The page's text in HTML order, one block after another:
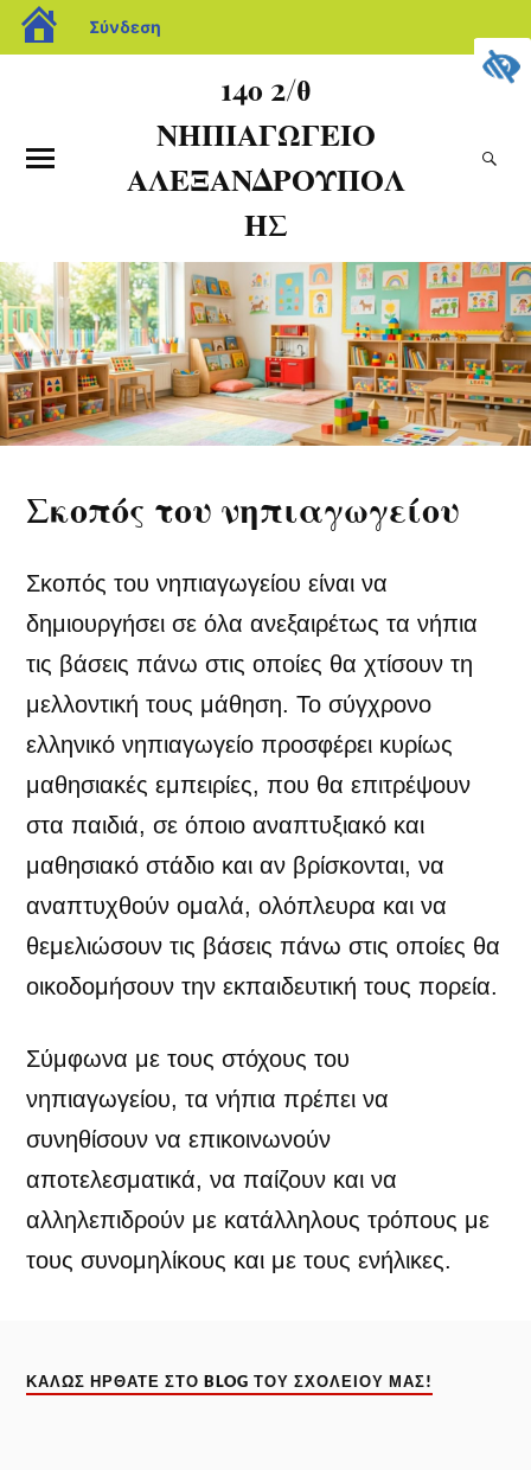
Σύνδεση
14ο 2/θ
ΝΗΠΙΑΓΩΓΕΙΟ
ΑΛΕΞΑΝΔΡΟΥΠΟΛ
ΗΣ
Σκοπός του νηπιαγωγείου
Σκοπός του νηπιαγωγείου είναι να
δημιουργήσει σε όλα ανεξαιρέτως τα νήπια
τις βάσεις πάνω στις οποίες θα χτίσουν τη
μελλοντική τους μάθηση. Το σύγχρονο
ελληνικό νηπιαγωγείο προσφέρει κυρίως
μαθησιακές εμπειρίες, που θα επιτρέψουν
στα παιδιά, σε όποιο αναπτυξιακό και
μαθησιακό στάδιο και αν βρίσκονται, να
αναπτυχθούν ομαλά, ολόπλευρα και να
θεμελιώσουν τις βάσεις πάνω στις οποίες θα
οικοδομήσουν την εκπαιδευτική τους πορεία.
Σύμφωνα με τους στόχους του
νηπιαγωγείου, τα νήπια πρέπει να
συνηθίσουν να επικοινωνούν
αποτελεσματικά, να παίζουν και να
αλληλεπιδρούν με κατάλληλους τρόπους με
τους συνομηλίκους και με τους ενήλικες.
ΚΑΛΏΣ ΉΡΘΑΤΕ ΣΤΟ BLOG ΤΟΥ ΣΧΟΛΕΊΟΥ ΜΑΣ!